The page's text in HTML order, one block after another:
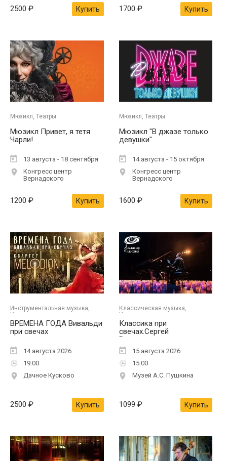
2500 ₽ Купить 1700 ₽ Купить
Мюзикл, Театры
Мюзикл Привет, я тетя
Чарли!
13 августа - 18 сентября
Конгресс центр
Вернадского
1200 ₽ Купить
Мюзикл, Театры
Мюзикл "В джазе только
девушки"
14 августа - 15 октября
Конгресс центр
Вернадского
1600 ₽ Купить
Инструментальная музыка,
Концерты
ВРЕМЕНА ГОДА Вивальди
при свечах
14 августа 2026
19:00
Дачное Кусково
2500 ₽ Купить
Классическая музыка,
Концерты
Классика при
свечах.Сергей
Рахманинов
15 августа 2026
15:00
Музей А.С. Пушкина
1099 ₽ Купить